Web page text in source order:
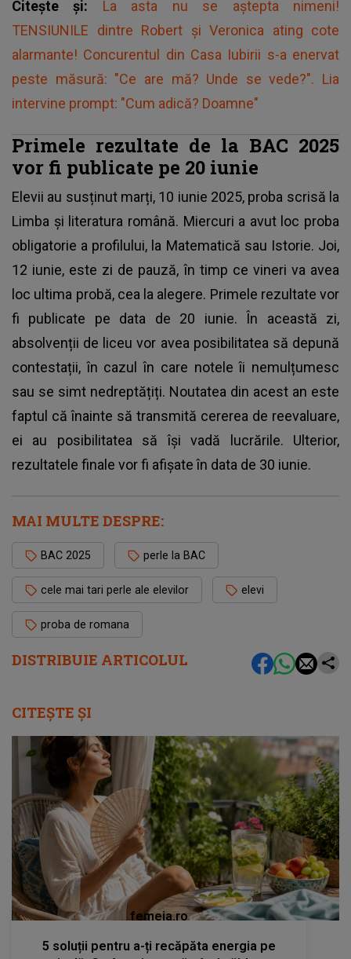
DISTRIBUIE ARTICOLUL
Citește și: La asta nu se aştepta nimeni!
TENSIUNILE dintre Robert și Veronica ating cote
alarmante! Concurentul din Casa Iubirii s-a enervat
peste măsură: "Ce are mă? Unde se vede?". Lia
intervine prompt: "Cum adică? Doamne"
Primele rezultate de la BAC 2025
vor fi publicate pe 20 iunie
Elevii au susținut marți, 10 iunie 2025, proba scrisă la
Limba și literatura română. Miercuri a avut loc proba
obligatorie a profilului, la Matematică sau Istorie. Joi,
12 iunie, este zi de pauză, în timp ce vineri va avea
loc ultima probă, cea la alegere. Primele rezultate vor
fi publicate pe data de 20 iunie. În această zi,
absolvenții de liceu vor avea posibilitatea să depună
contestații, în cazul în care notele îi nemulțumesc
sau se simt nedreptățiți. Noutatea din acest an este
faptul că înainte să transmită cererea de reevaluare,
ei au posibilitatea să își vadă lucrările. Ulterior,
rezultatele finale vor fi afișate în data de 30 iunie.
MAI MULTE DESPRE:
BAC 2025 perle la BAC
cele mai tari perle ale elevilor elevi
proba de romana
CITEȘTE ȘI
femeia.ro
5 soluții pentru a-ți recăpăta energia pe